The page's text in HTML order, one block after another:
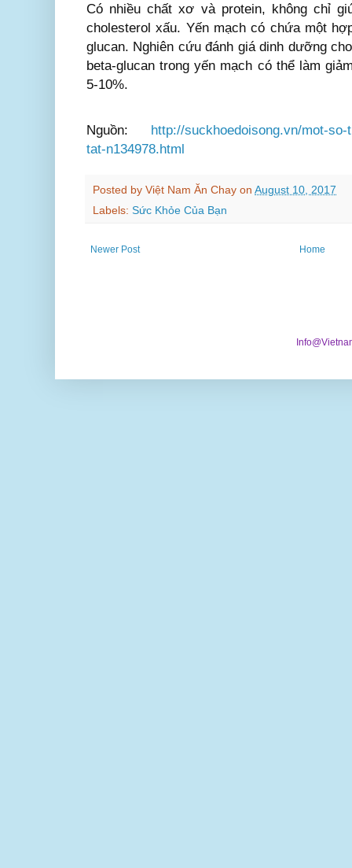
Có nhiều chất xơ và protein, không chỉ
cholesterol xấu. Yến mạch có chứa một
glucan. Nghiên cứu đánh giá dinh dưỡng
beta-glucan trong yến mạch có thể làm
5-10%.
Nguồn: http://suckhoedoisong.vn/mot-
tat-n134978.html
Posted by Việt Nam Ăn Chay on August 10, 2017
Labels: Sức Khỏe Của Bạn
Newer Post Home